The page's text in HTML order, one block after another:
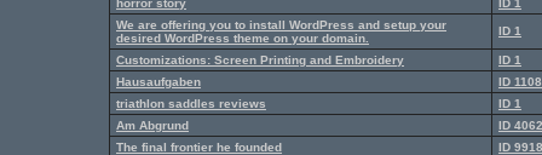
horror story
ID 1
We are offering you to install WordPress and setup your
desired WordPress theme on your domain.
ID 1
Customizations: Screen Printing and Embroidery
ID 1
Hausaufgaben
ID
triathlon saddles reviews
ID 1
Am Abgrund
ID 4062
The final frontier he founded
ID 9918